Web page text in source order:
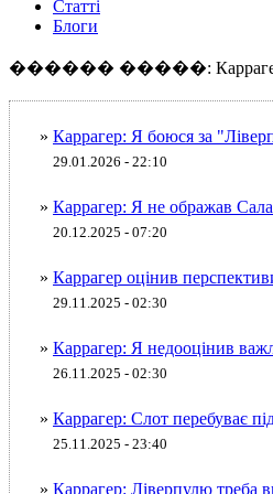
Статті
Блоги
������ �����:
» Каррагер: Я боюся за
29.01.2026 - 22:10
» Каррагер: Я не ображав
20.12.2025 - 07:20
» Каррагер оцінив
29.11.2025 - 02:30
» Каррагер: Я недооцінив
26.11.2025 - 02:30
» Каррагер: Слот перебуває
25.11.2025 - 23:40
» Каррагер: Ліверпулю треба